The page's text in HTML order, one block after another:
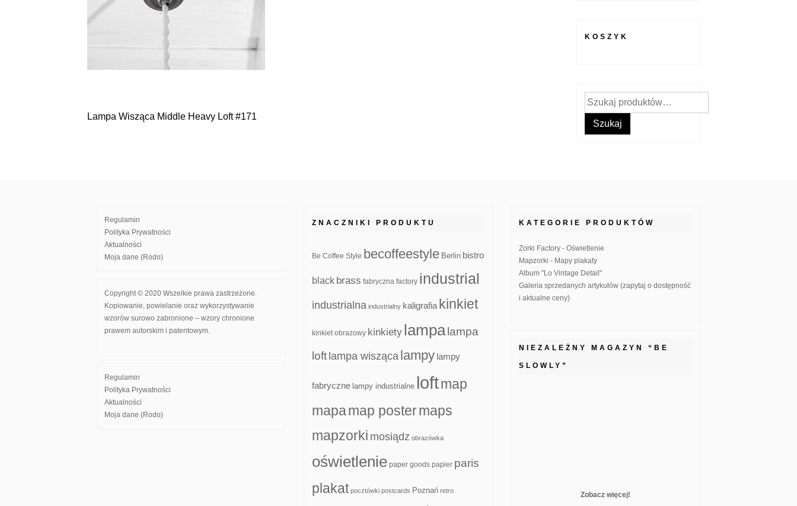
Nawigacja
Lampa Wisząca Middle Heavy Loft #171
KOSZYK
Szukaj:
Szukaj
Regulamin
Polityka Prywatności
Aktualności
Moja dane (Rodo)
Copyright © 2020 Wszelkie prawa zastrzeżone.
Kopiowanie, powielanie oraz wykorzystywanie
wzorów surowo zabronione – wzory chronione
prawem autorskim i patentowym.
Regulamin
Polityka Prywatności
Aktualności
Moja dane (Rodo)
ZNACZNIKI PRODUKTU
Be Coffee Style becoffeestyle Berlin bistro
black brass fabryczna factory industrial
industrialna industrialny kaligrafia kinkiet
kinkiet obrazowy kinkiety lampa lampa
loft lampa wisząca lampy lampy
fabryczne lampy industrialne loftmap
mapamap postermaps
mapzorki mosiądz obrazówka
oświetlenie paper goods papier paris
plakat pocztówki postcards Poznań retro
KATEGORIE PRODUKTÓW
Zorki Factory - Oświetlenie
Mapzorki - Mapy plakaty
Album "Lo Vintage Detail"
Galeria sprzedanych artykułów (zapytaj o dostępność
i aktualne ceny)
NIEZALEŻNY MAGAZYN “BE
SLOWLY”
Zobacz więcej!